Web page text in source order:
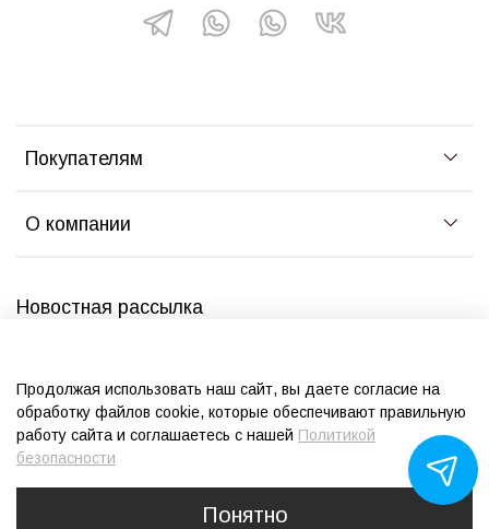
Покупателям
О компании
Новостная рассылка
Согласен с политикой обработки персональных данных
ПОДПИСАТЬСЯ
Продолжая использовать наш сайт, вы даете согласие на
обработку файлов cookie, которые обеспечивают правильную
работу сайта и соглашаетесь с нашей Политикой
безопасности
Понятно